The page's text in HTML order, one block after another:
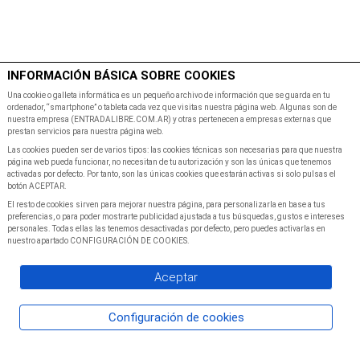
Inicio Programacion
INFORMACIÓN BÁSICA SOBRE COOKIES
Una cookie o galleta informática es un pequeño archivo de información que se guarda en tu
ordenador, “smartphone” o tableta cada vez que visitas nuestra página web. Algunas son de
nuestra empresa (ENTRADALIBRE.COM.AR) y otras pertenecen a empresas externas que
prestan servicios para nuestra página web.
Las cookies pueden ser de varios tipos: las cookies técnicas son necesarias para que nuestra
página web pueda funcionar, no necesitan de tu autorización y son las únicas que tenemos
activadas por defecto. Por tanto, son las únicas cookies que estarán activas si solo pulsas el
botón ACEPTAR.
El resto de cookies sirven para mejorar nuestra página, para personalizarla en base a tus
preferencias, o para poder mostrarte publicidad ajustada a tus búsquedas, gustos e intereses
personales. Todas ellas las tenemos desactivadas por defecto, pero puedes activarlas en
nuestro apartado CONFIGURACIÓN DE COOKIES.
Aceptar
Configuración de cookies